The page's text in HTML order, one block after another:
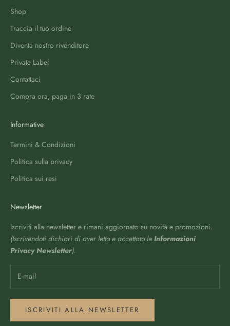
Shop
Traccia il tuo ordine
Diventa nostro rivenditore
Private Label
Contattaci
Compra ora, paga in 3 rate
Informative
Termini & Condizioni
Politica sulla privacy
Politica sui resi
Newsletter
Iscriviti alla newsletter e rimani aggiornato su novità e promozioni.
(Iscrivendoti dichiari di aver letto e accettato le Informazioni
Privacy Newsletter).
ISCRIVITI ALLA NEWSLETTER